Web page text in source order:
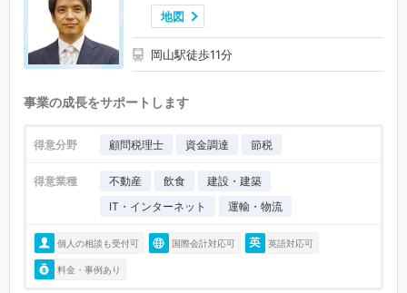
地図
岡山駅徒歩11分
事業の成長をサポートします
得意分野 顧問税理士 資金調達 節税
得意業種 不動産 飲食
建設・建築
IT・インターネット
運輸・物流
個人の相談も受付可 国際会計対応可 英語対応可
料金・事例あり